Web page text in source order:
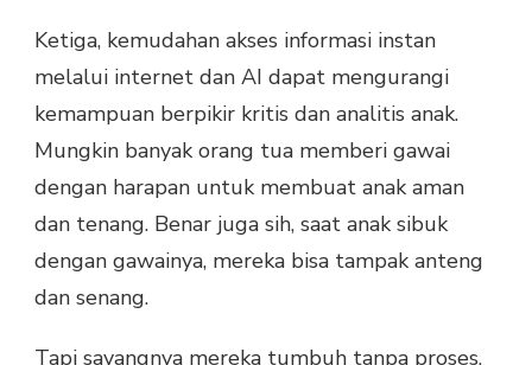
Ketiga, kemudahan akses informasi instan
melalui internet dan AI dapat mengurangi
kemampuan berpikir kritis dan analitis anak.
Mungkin banyak orang tua memberi gawai
dengan harapan untuk membuat anak aman
dan tenang. Benar juga sih, saat anak sibuk
dengan gawainya, mereka bisa tampak anteng
dan senang.
Tapi sayangnya mereka tumbuh tanpa proses,